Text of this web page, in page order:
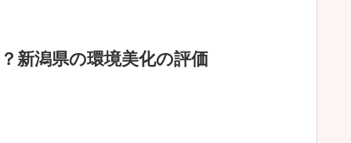
新潟県の環境美化の評価